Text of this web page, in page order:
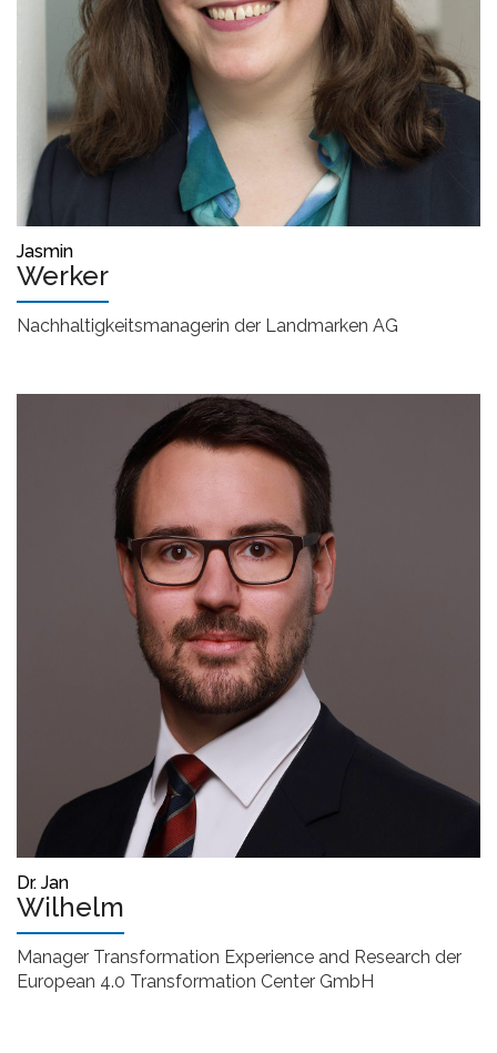
Jasmin
Werker
Nachhaltigkeitsmanagerin der Landmarken AG
Dr. Jan
Wilhelm
Manager Transformation Experience and Research der
European 4.0 Transformation Center GmbH